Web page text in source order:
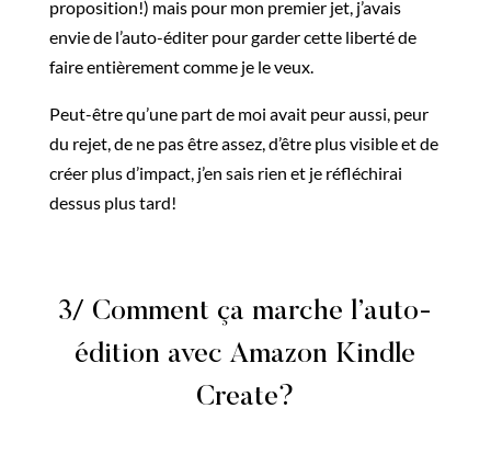
proposition!) mais pour mon premier jet, j’avais
envie de l’auto-éditer pour garder cette liberté de
faire entièrement comme je le veux.
Peut-être qu’une part de moi avait peur aussi, peur
du rejet, de ne pas être assez, d’être plus visible et de
créer plus d’impact, j’en sais rien et je réfléchirai
dessus plus tard!
3/ Comment ça marche l’auto-
édition avec Amazon Kindle
Create?